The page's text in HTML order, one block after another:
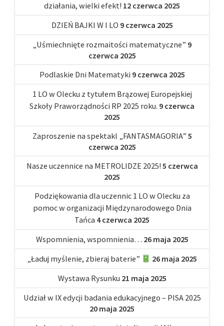
działania, wielki efekt! 12 czerwca 2025
DZIEŃ BAJKI W I LO 9 czerwca 2025
„Uśmiechnięte rozmaitości matematyczne” 9
czerwca 2025
Podlaskie Dni Matematyki 9 czerwca 2025
1 LO w Olecku z tytułem Brązowej Europejskiej
Szkoły Praworządności RP 2025 roku. 9 czerwca
2025
Zaproszenie na spektakl „FANTASMAGORIA” 5
czerwca 2025
Nasze uczennice na METROLIDZE 2025! 5 czerwca
2025
Podziękowania dla uczennic 1 LO w Olecku za
pomoc w organizacji Międzynarodowego Dnia
Tańca 4 czerwca 2025
Wspomnienia, wspomnienia… 26 maja 2025
„Ładuj myślenie, zbieraj baterie”
26 maja 2025
Wystawa Rysunku 21 maja 2025
Udział w IX edycji badania edukacyjnego – PISA 2025
20 maja 2025